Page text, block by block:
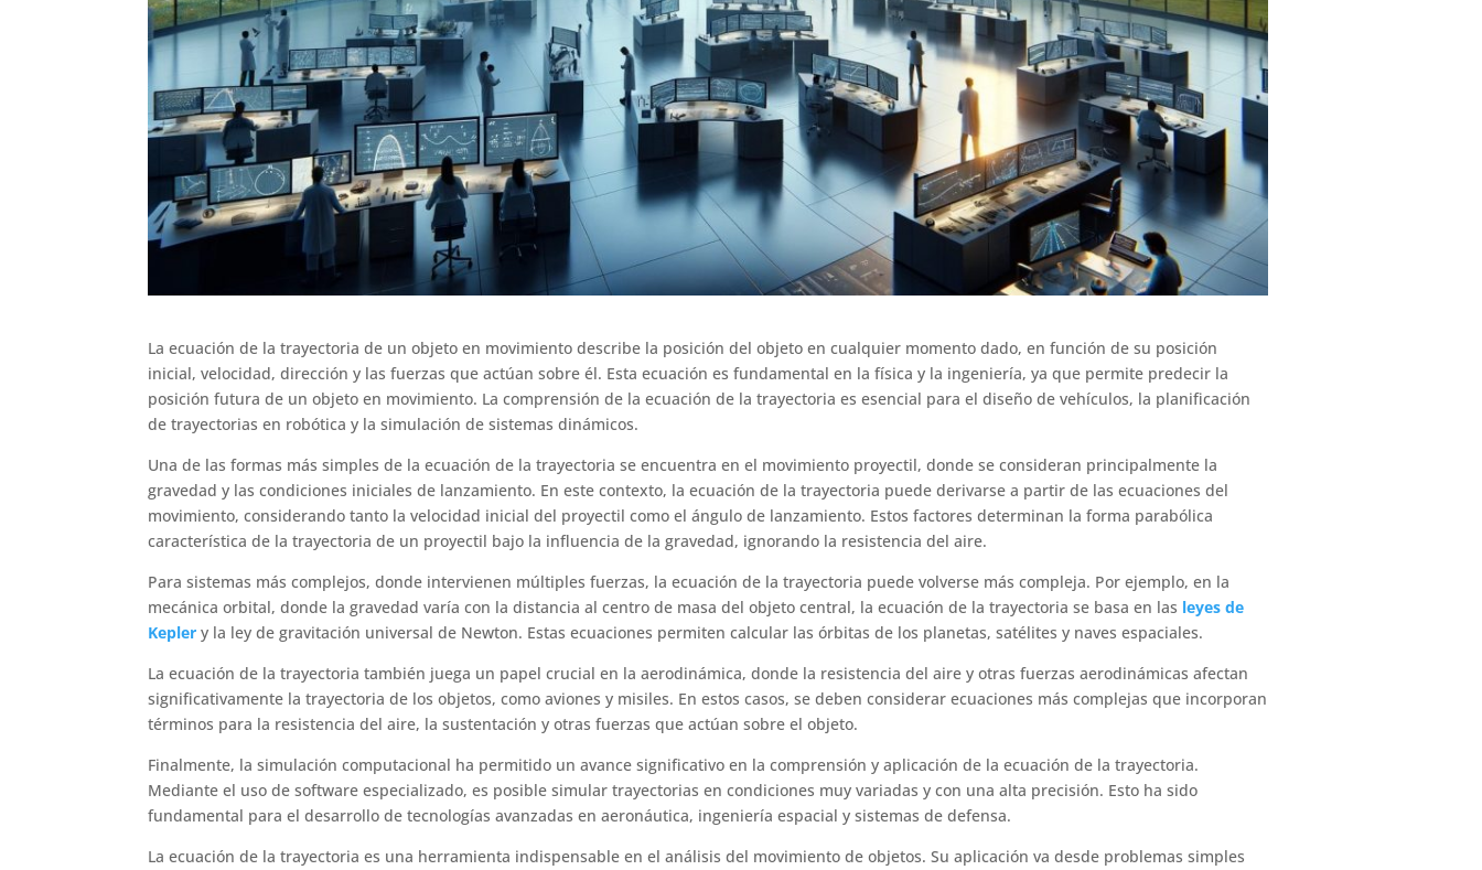
La ecuación de la trayectoria de un objeto en movimiento describe la posición del objeto en cualquier momento dado, en función de su posición
inicial, velocidad, dirección y las fuerzas que actúan sobre él. Esta ecuación es fundamental en la física y la ingeniería, ya que permite predecir la
posición futura de un objeto en movimiento. La comprensión de la ecuación de la trayectoria es esencial para el diseño de vehículos, la planificación
de trayectorias en robótica y la simulación de sistemas dinámicos.
Una de las formas más simples de la ecuación de la trayectoria se encuentra en el movimiento proyectil, donde se consideran principalmente la
gravedad y las condiciones iniciales de lanzamiento. En este contexto, la ecuación de la trayectoria puede derivarse a partir de las ecuaciones del
movimiento, considerando tanto la velocidad inicial del proyectil como el ángulo de lanzamiento. Estos factores determinan la forma parabólica
característica de la trayectoria de un proyectil bajo la influencia de la gravedad, ignorando la resistencia del aire.
Para sistemas más complejos, donde intervienen múltiples fuerzas, la ecuación de la trayectoria puede volverse más compleja. Por ejemplo, en la
mecánica orbital, donde la gravedad varía con la distancia al centro de masa del objeto central, la ecuación de la trayectoria se basa en las leyes de
Kepler y la ley de gravitación universal de Newton. Estas ecuaciones permiten calcular las órbitas de los planetas, satélites y naves espaciales.
La ecuación de la trayectoria también juega un papel crucial en la aerodinámica, donde la resistencia del aire y otras fuerzas aerodinámicas afectan
significativamente la trayectoria de los objetos, como aviones y misiles. En estos casos, se deben considerar ecuaciones más complejas que incorporan
términos para la resistencia del aire, la sustentación y otras fuerzas que actúan sobre el objeto.
Finalmente, la simulación computacional ha permitido un avance significativo en la comprensión y aplicación de la ecuación de la trayectoria.
Mediante el uso de software especializado, es posible simular trayectorias en condiciones muy variadas y con una alta precisión. Esto ha sido
fundamental para el desarrollo de tecnologías avanzadas en aeronáutica, ingeniería espacial y sistemas de defensa.
La ecuación de la trayectoria es una herramienta indispensable en el análisis del movimiento de objetos. Su aplicación va desde problemas simples